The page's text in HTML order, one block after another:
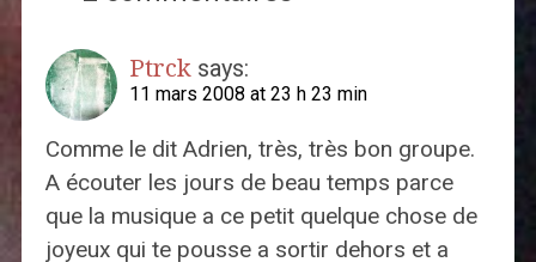
Ptrck says:
11 mars 2008 at 23 h 23 min
Comme le dit Adrien, très, très bon groupe.
A écouter les jours de beau temps parce
que la musique a ce petit quelque chose de
joyeux qui te pousse a sortir dehors et a